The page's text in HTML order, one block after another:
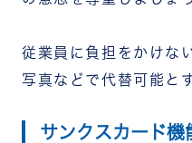
従業員に負担をかけな
写真などで代替可能と
サンクスカード機